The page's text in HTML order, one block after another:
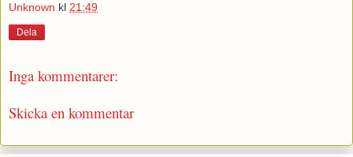
Unknown kl 21:49
Dela
Inga kommentarer:
Skicka en kommentar